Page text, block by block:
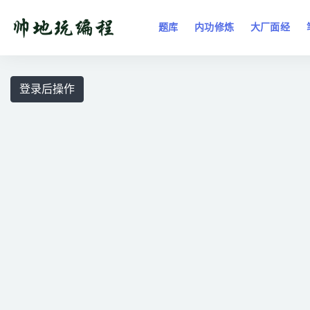
题库 内功修炼 大厂面经
登录后操作